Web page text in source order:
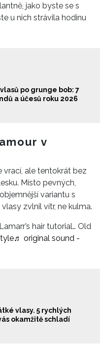
jako byste se s
u nich strávila hodinu
po grunge bob: 7
a účesů roku 2026
v
vrací, ale tentokrát bez
Místo pevných,
variantu s
zvlnil vítr, ne kulma.
hair tutorial… Old
♬ original sound -
vlasy. 5 rychlých
okamžitě schladí